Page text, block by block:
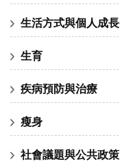
生活方式與個人成長
生育
疾病預防與治療
瘦身
社會議題與公共政策